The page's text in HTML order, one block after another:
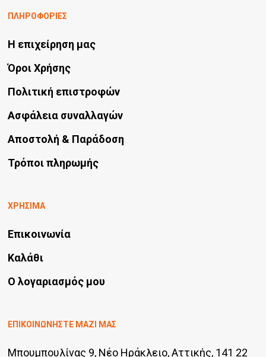
ΠΛΗΡΟΦΟΡΙΕΣ
Η επιχείρηση μας
Όροι Χρήσης
Πολιτική επιστροφών
Ασφάλεια συναλλαγών
Αποστολή & Παράδοση
Τρόποι πληρωμής
ΧΡΗΣΙΜΑ
Επικοινωνία
Καλάθι
Ο λογαριασμός μου
ΕΠΙΚΟΙΝΩΝΗΣΤΕ ΜΑΖΙ ΜΑΣ
Μπουμπουλίνας 9, Νέο Ηράκλειο, Αττικής, 141 22